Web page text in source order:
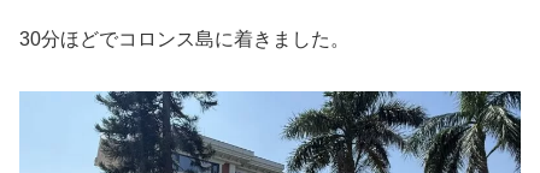
30分ほどでコロンス島に着きました。